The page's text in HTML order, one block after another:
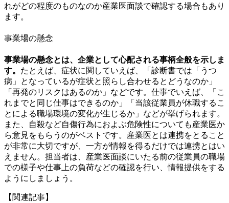
れがどの程度のものなのか産業医面談で確認する場合もあり
ます。
事業場の懸念
事業場の懸念とは、企業として心配される事柄全般を示しま
す。 たとえば、症状に関していえば、「診断書では「うつ
病」となっているが症状と照らし合わせるとどうなのか」
「再発のリスクはあるのか」などです。仕事でいえば、「こ
れまでと同じ仕事はできるのか」「当該従業員が休職するこ
とによる職場環境の変化が生じるか」などが挙げられます。
また、自殺など自傷行為におよぶ危険性についても産業医か
ら意見をもらうのがベストです。産業医とは連携をとること
が非常に大切ですが、一方が情報を得るだけでは連携とはい
えません。担当者は、産業医面談にいたる前の従業員の職場
での様子や仕事上の負荷などの確認を行い、情報提供をする
ようにしましょう。
【関連記事】